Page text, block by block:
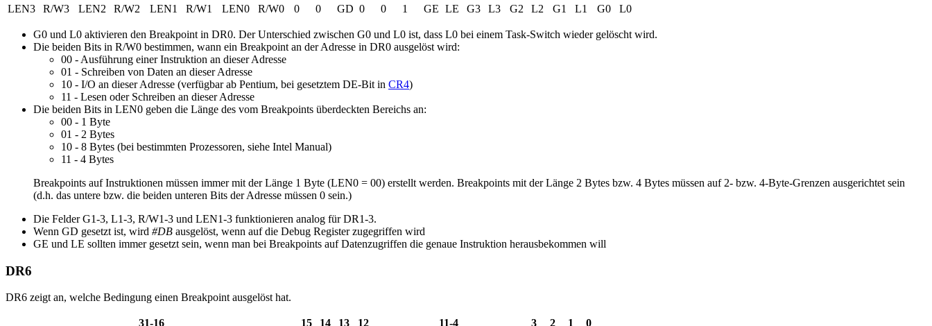
LEN3
R/W3 LEN2 R/W2 LEN1 R/W1 LEN0 R/W0 0 0 GD 0 0 1 GE LE G3 L3 G2 L2 G1 L1 G0 L0
G0 und L0 aktivieren den Breakpoint in DR0. Der Unterschied zwischen G0 und L0 ist, dass L0 bei einem Task-Switch wieder gelöscht wird.
Die beiden Bits in R/W0 bestimmen, wann ein Breakpoint an der Adresse in DR0 ausgelöst wird:
00 - Ausführung einer Instruktion an dieser Adresse
01 - Schreiben von Daten an dieser Adresse
10 - I/O an dieser Adresse (verfügbar ab Pentium, bei gesetztem DE-Bit in CR4)
11 - Lesen oder Schreiben an dieser Adresse
Die beiden Bits in LEN0 geben die Länge des vom Breakpoints überdeckten Bereichs an:
00 - 1 Byte
01 - 2 Bytes
10 - 8 Bytes (bei bestimmten Prozessoren, siehe Intel Manual)
11 - 4 Bytes
Breakpoints auf Instruktionen müssen immer mit der Länge 1 Byte (LEN0 = 00) erstellt werden. Breakpoints mit der Länge 2 Bytes bzw. 4 Bytes müssen auf 2- bzw. 4-Byte-Grenzen ausgerichtet sein
(d.h. das untere bzw. die beiden unteren Bits der Adresse müssen 0 sein.)
Die Felder G1-3, L1-3, R/W1-3 und LEN1-3 funktionieren analog für DR1-3.
Wenn GD gesetzt ist, wird #DB ausgelöst, wenn auf die Debug Register zugegriffen wird
GE und LE sollten immer gesetzt sein, wenn man bei Breakpoints auf Datenzugriffen die genaue Instruktion herausbekommen will
DR6
DR6 zeigt an, welche Bedingung einen Breakpoint ausgelöst hat.
31-16 15 14 13 12 11-4 3 2 1
0